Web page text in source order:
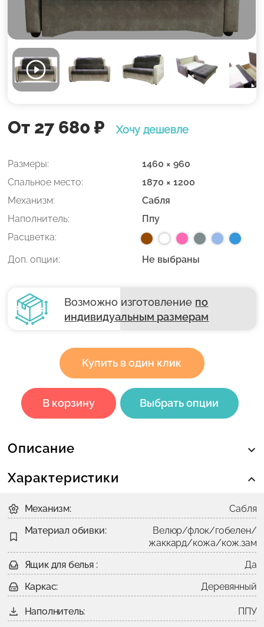
От 27 680 ₽ Хочу дешевле
Размеры:
1460 × 960
Спальное место:
1870 × 1200
Механизм:
Сабля
Наполнитель:
Ппу
Расцветка:
Доп. опции:
Не выбраны
Возможно изготовление по
индивидуальным размерам
Купить в один клик
В корзину Выбрать опции
Описание
Характеристики
Механизм:
Сабля
Материал обивки:
Велюр/флок/гобелен/
жаккард/кожа/кож.зам
Ящик для белья :
Да
Каркас:
Деревянный
Наполнитель:
ППУ